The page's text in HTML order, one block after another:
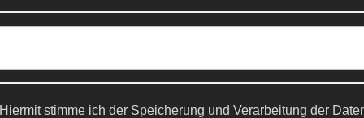
Hiermit stimme ich der Speicherung und Verarbeitung der